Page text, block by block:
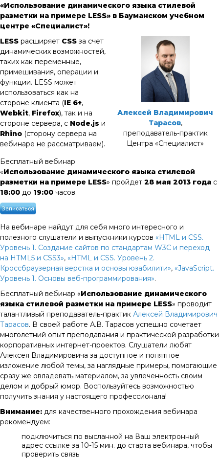
«Использование динамического языка стилевой
разметки на примере LESS» в Бауманском учебном
центре «Специалист»!
Алексей Владимирович
Тарасов,
преподаватель-практик
Центра «Специалист»
LESS расширяет CSS за счет
динамических возможностей,
таких как переменные,
примешивания, операции и
функции. LESS может
использоваться как на
стороне клиента (IE 6+,
Webkit, Firefox), так и на
стороне сервера, с Node.js и
Rhino (сторону сервера на
вебинаре не рассматриваем).
Бесплатный вебинар
«Использование динамического языка стилевой
разметки на примере LESS» пройдет 28 мая 2013 года с
18:00 до 19:00 часов.
На вебинаре найдут для себя много интересного и
полезного слушатели и выпускники курсов «HTML и CSS.
Уровень 1. Создание сайтов по стандартам W3C и переход
на HTML5 и CSS3», «HTML и CSS. Уровень 2.
Кроссбраузерная верстка и основы юзабилити», «JavaScript.
Уровень 1. Основы веб-программирования».
Бесплатный вебинар «Использование динамического
языка стилевой разметки на примере LESS» проводит
талантливый преподаватель-практик Алексей Владимирович
Тарасов. В своей работе А.В. Тарасов успешно сочетает
многолетний опыт преподавания и практической разработки
корпоративных интернет-проектов. Слушатели любят
Алексея Владимировича за доступное и понятное
изложение любой темы, за наглядные примеры, помогающие
сразу же овладевать материалом, за увлеченность своим
делом и добрый юмор. Воспользуйтесь возможностью
получить знания у настоящего профессионала!
Внимание: для качественного прохождения вебинара
рекомендуем:
подключиться по высланной на Ваш электронный
адрес ссылке за 10-15 мин. до старта вебинара, чтобы
проверить связь